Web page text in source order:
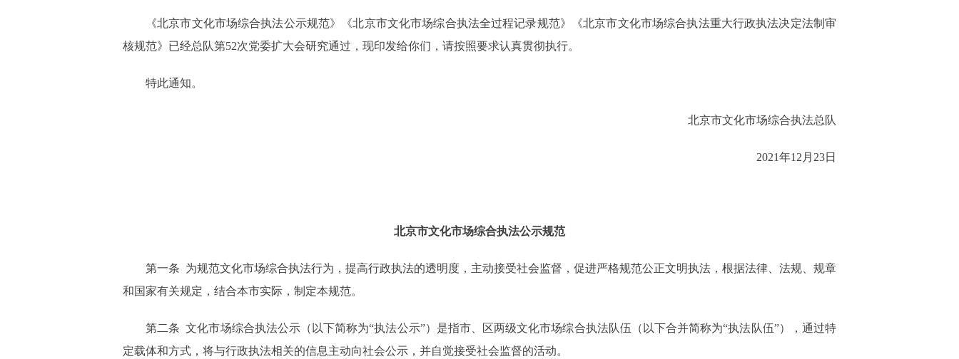
《北京市文化市场综合执法公示规范》《北京市文化市场综合执法全过程记录规范》《北京市文化市场综合执法重大行政执法决定法制审
核规范》已经总队第52次党委扩大会研究通过，现印发给你们，请按照要求认真贯彻执行。
特此通知。
北京市文化市场综合执法总队
2021年12月23日
北京市文化市场综合执法公示规范
第一条 为规范文化市场综合执法行为，提高行政执法的透明度，主动接受社会监督，促进严格规范公正文明执法，根据法律、法规、规章
和国家有关规定，结合本市实际，制定本规范。
第二条 文化市场综合执法公示（以下简称为“执法公示”）是指市、区两级文化市场综合执法队伍（以下合并简称为“执法队伍”），通过特
定载体和方式，将与行政执法相关的信息主动向社会公示，并自觉接受社会监督的活动。